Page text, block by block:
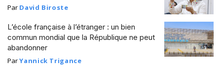
Par David Biroste
L’école française à l’étranger : un bien
commun mondial que la République ne peut
abandonner
ParYannick Trigance